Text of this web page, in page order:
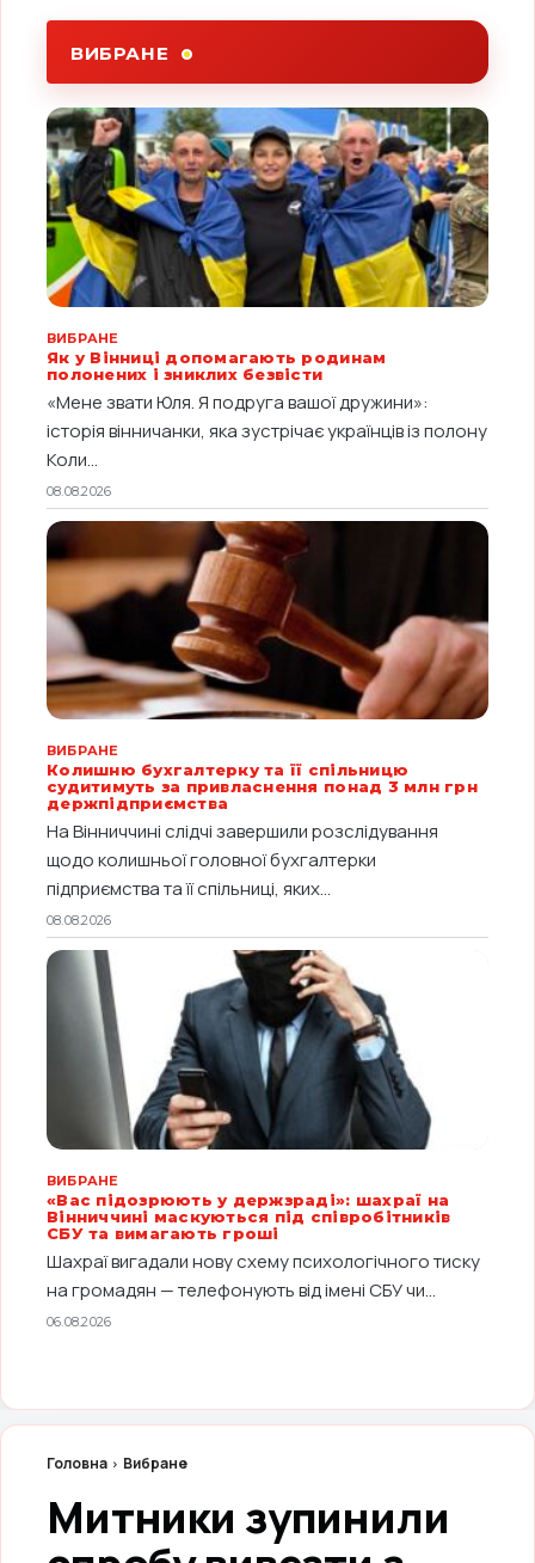
ВИБРАНЕ
ВИБРАНЕ
Як у Вінниці допомагають родинам
полонених і зниклих безвісти
«Мене звати Юля. Я подруга вашої дружини»:
історія вінничанки, яка зустрічає українців із полону
Коли...
08.08.2026
ВИБРАНЕ
Колишню бухгалтерку та її спільницю
судитимуть за привласнення понад 3 млн грн
держпідприємства
На Вінниччині слідчі завершили розслідування
щодо колишньої головної бухгалтерки
підприємства та її спільниці, яких...
08.08.2026
ВИБРАНЕ
«Вас підозрюють у держзраді»: шахраї на
Вінниччині маскуються під співробітників
СБУ та вимагають гроші
Шахраї вигадали нову схему психологічного тиску
на громадян — телефонують від імені СБУ чи...
06.08.2026